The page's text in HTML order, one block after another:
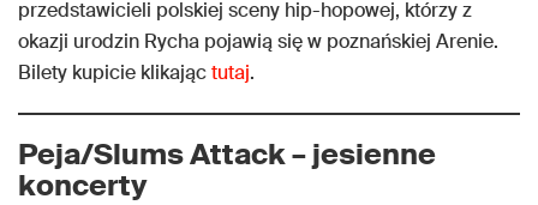
przedstawicieli polskiej sceny hip-hopowej, którzy z
okazji urodzin Rycha pojawią się w poznańskiej Arenie.
Bilety kupicie klikająctutaj.
Peja/Slums Attack – jesienne
koncerty